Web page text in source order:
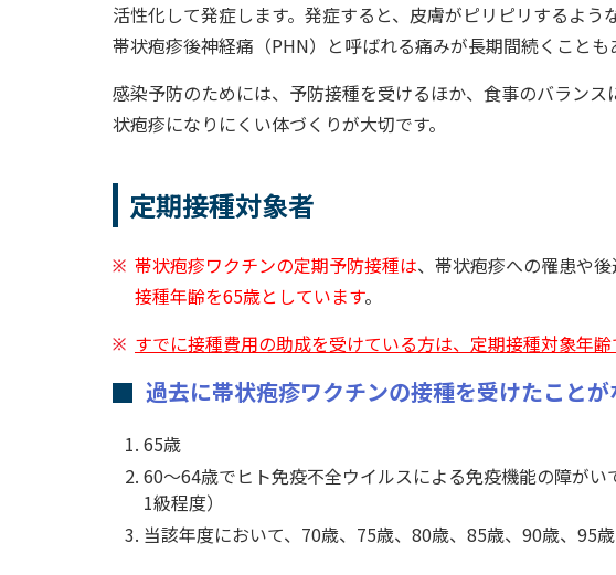
活性化して発症します。発症すると、皮膚がピリピリするよ
帯状疱疹後神経痛（PHN）と呼ばれる痛みが長期間続くことも
感染予防のためには、予防接種を受けるほか、食事のバラン
状疱疹になりにくい体づくりが大切です。
定期接種対象者
帯状疱疹ワクチンの定期予防接種は、帯状疱疹への罹患や
接種年齢を65歳としています。
すでに接種費用の助成を受けている方は、定期接種対象年齢
過去に帯状疱疹ワクチンの接種を受けたこと
65歳
60～64歳でヒト免疫不全ウイルスによる免疫機能の障が
1級程度）
当該年度において、70歳、75歳、80歳、85歳、90歳、95